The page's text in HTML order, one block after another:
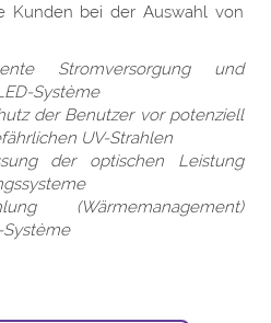
Kunden bei der Auswahl von
Stromversorgung und
Système
der Benutzer vor potenziell
UV-Strahlen
der optischen Leistung
(Wärmemanagement)